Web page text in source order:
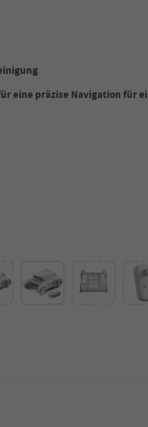
eine präzise Navigation für